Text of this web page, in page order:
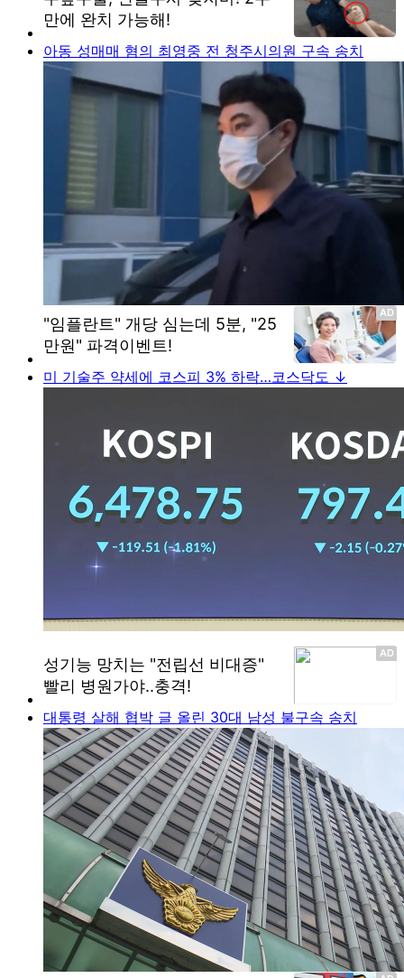
아동 성매매 혐의 최영중 전 청주시의원 구속 송치
미 기술주 약세에 코스피 3% 하락…코스닥도 ↓
대통령 살해 협박 글 올린 30대 남성 불구속 송치